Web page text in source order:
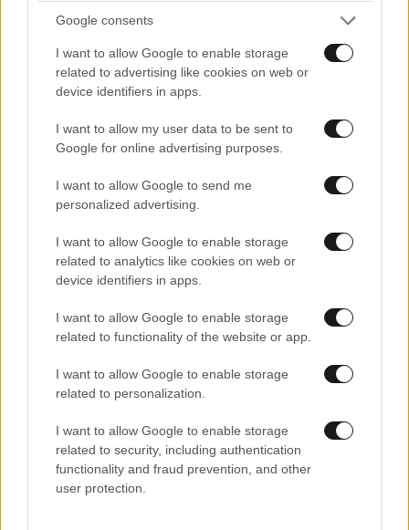
Google consents
I want to allow Google to enable storage
related to advertising like cookies on web or
device identifiers in apps.
I want to allow my user data to be sent to
Google for online advertising purposes.
I want to allow Google to send me
personalized advertising.
I want to allow Google to enable storage
related to analytics like cookies on web or
device identifiers in apps.
I want to allow Google to enable storage
related to functionality of the website or app.
I want to allow Google to enable storage
related to personalization.
I want to allow Google to enable storage
related to security, including authentication
functionality and fraud prevention, and other
user protection.
ΠΡΟΣΘΕΣΤΕ ΤΟ ΣΧΟΛΙΟ ΣΑΣ
Xαρακτήρες: 0/1000
Διαβάστε και ακολουθήστε τους κανόνες σχολιασμού
Άλλα λόγια 16·03·2025 13:02
Ο τίτλος το λέει καθαρά. Η ώρα του λογαριασμού.